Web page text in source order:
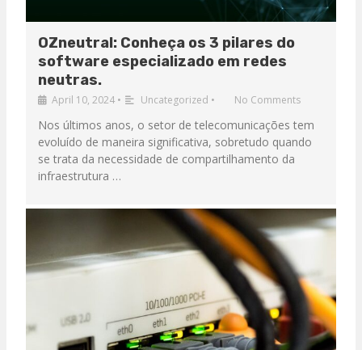
OZneutral: Conheça os 3 pilares do
software especializado em redes
neutras.
April 10, 2024 • Uncategorized • No Comments
Nos últimos anos, o setor de telecomunicações tem
evoluído de maneira significativa, sobretudo quando
se trata da necessidade de compartilhamento da
infraestrutura …